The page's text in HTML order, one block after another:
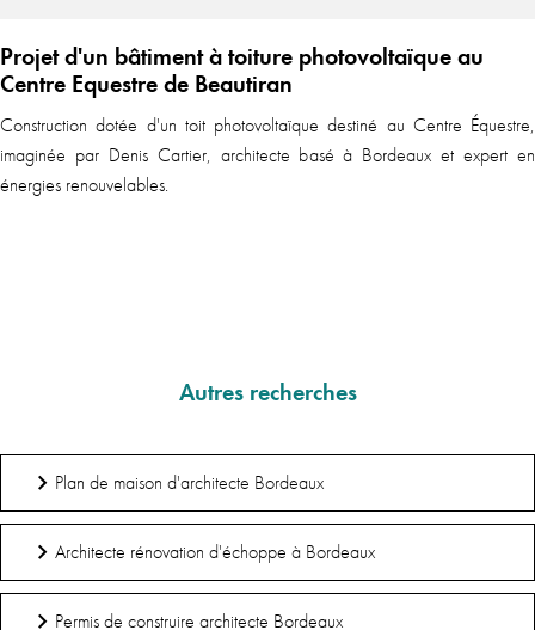
Projet d'un bâtiment à toiture photovoltaïque au
Centre Equestre de Beautiran
Construction dotée d'un toit photovoltaïque destiné au Centre Équestre,
imaginée par Denis Cartier, architecte basé à Bordeaux et expert en
énergies renouvelables.
Autres recherches
Plan de maison d'architecte Bordeaux
Architecte rénovation d'échoppe à Bordeaux
Permis de construire architecte Bordeaux